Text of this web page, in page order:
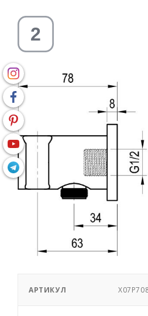
АРТИКУЛ